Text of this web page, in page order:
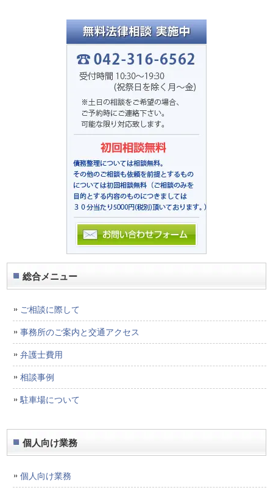
総合メニュー
ご相談に際して
事務所のご案内と交通アクセス
弁護士費用
相談事例
駐車場について
個人向け業務
個人向け業務